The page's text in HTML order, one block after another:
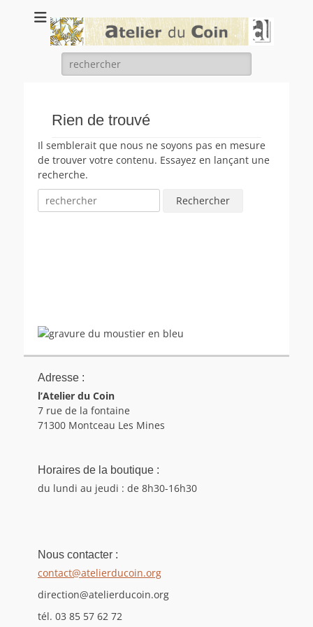
Atelier du coin
un atelier chantier d'insertion de l'association Arc en ciel
Rechercher :
Rien de trouvé
Il semblerait que nous ne soyons pas en mesure
de trouver votre contenu. Essayez en lançant une
recherche.
Rechercher :
Adresse :
l’Atelier du Coin
7 rue de la fontaine
71300 Montceau Les Mines
Horaires de la boutique :
du lundi au jeudi : de 8h30-16h30
Nous contacter :
contact@atelierducoin.org
direction@atelierducoin.org
tél. 03 85 57 62 72